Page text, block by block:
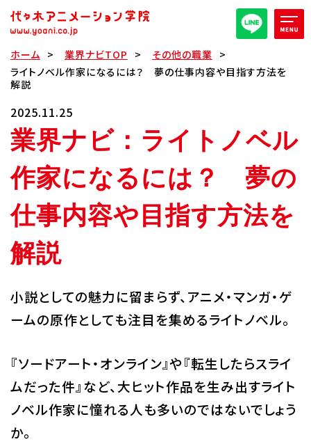
オープンキャンパス/イベント
パンフレット取り寄せ
代アニ概要
学部・学科紹介
校舎・施設
学生生活・サポート
就職・キャリア
ホーム 業界ナビTOP
その他の職業
ライトノベル作家になるには？ 夢の仕事内容や目指す方法を
解説
2025.11.25
業界ナビ：ライトノベル
作家になるには？ 夢の
仕事内容や目指す方法を
解説
小説としての魅力に留まらず、アニメ・マンガ・ゲ
ームの原作としても注目を集めるライトノベル。
『ソードアート・オンライン』や『転生したらスライ
ムだった件』など、大ヒット作品を生み出すライト
ノベル作家に憧れる人も多いのではないでしょう
か。